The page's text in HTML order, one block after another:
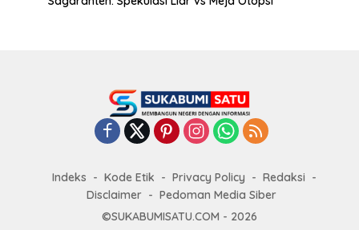
Indeks Kode Etik Privacy Policy
Redaksi
Disclaimer
Pedoman Media Siber
©SUKABUMISATU.COM - 2026